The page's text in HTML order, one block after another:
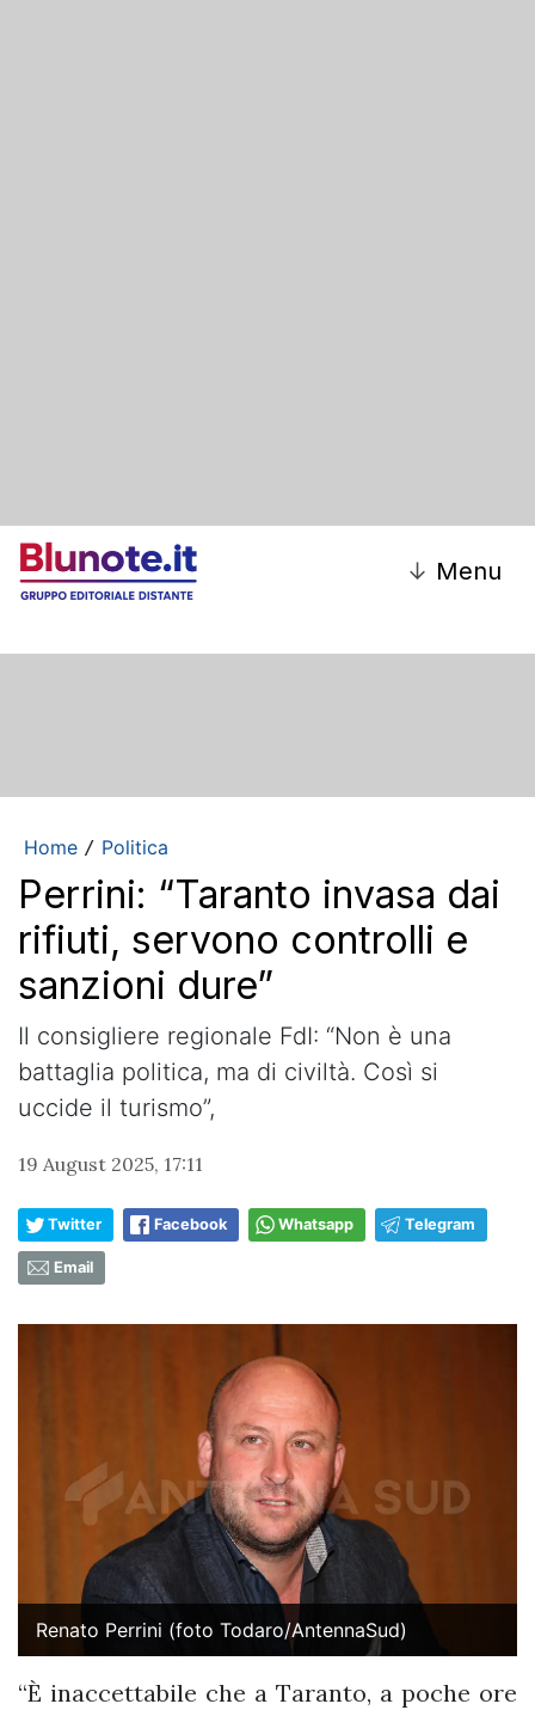
↓ Menu
Home / Politica
Perrini: “Taranto invasa dai
rifiuti, servono controlli e
sanzioni dure”
Il consigliere regionale FdI: “Non è una
battaglia politica, ma di civiltà. Così si
uccide il turismo”,
19 August 2025, 17:11
Twitter Facebook Whatsapp Telegram
Email
Renato Perrini (foto Todaro/AntennaSud)
“È inaccettabile che a Taranto, a poche ore